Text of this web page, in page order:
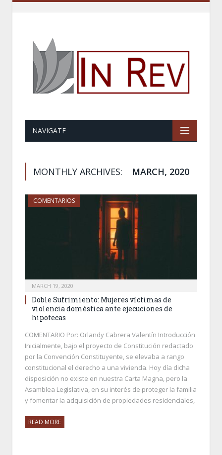
NAVIGATE
MONTHLY ARCHIVES: MARCH, 2020
COMENTARIOS
MARCH 19, 2020
Doble Sufrimiento: Mujeres víctimas de
violencia doméstica ante ejecuciones de
hipotecas
COMENTARIO Por: Orlandy Cabrera Valentín Introducción
Inicialmente, bajo el proyecto de Constitución redactado
por la Convención Constituyente, se elevaba a rango
constitucional el derecho a una vivienda. Hoy día dicha
disposición no existe en nuestra Carta Magna, pero la
Asamblea Legislativa, en su interés de proteger la familia
y fomentar la adquisición de propiedades residenciales,
READ MORE